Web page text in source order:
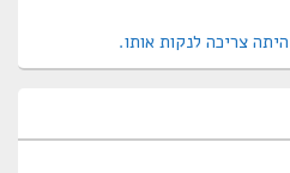
צריכה לנקות אותו.